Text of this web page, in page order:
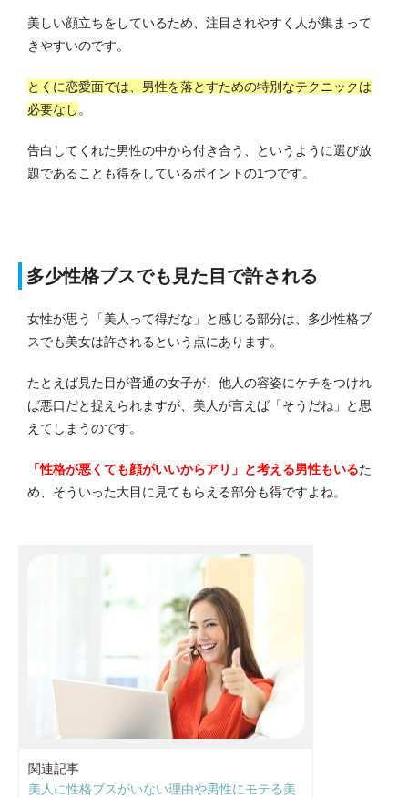
美しい顔立ちをしているため、注目されやすく人が集まって
きやすいのです。
とくに恋愛面では、男性を落とすための特別なテクニックは
必要なし 。
告白してくれた男性の中から付き合う、というように選び放
題であることも得をしているポイントの1つです。
多少性格ブスでも見た目で許される
女性が思う「美人って得だな」と感じる部分は、多少性格ブ
スでも美女は許されるという点にあります。
たとえば見た目が普通の女子が、他人の容姿にケチをつけれ
ば悪口だと捉えられますが、美人が言えば「そうだね」と思
えてしまうのです。
「性格が悪くても顔がいいからアリ」と考える男性もいるた
め、そういった大目に見てもらえる部分も得ですよね。
関連記事
美人に性格ブスがいない理由や男性にモテる美